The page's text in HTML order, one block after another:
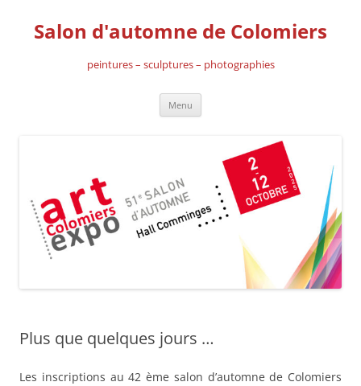
contenu
Salon d'automne de Colomiers
peintures – sculptures – photographies
Menu
Plus que quelques jours …
Les inscriptions au 42 ème salon d’automne de Colomiers